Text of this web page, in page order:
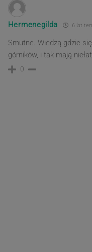
Hermenegilda 6 lat
Smutne. Wiedzą gdzie
górników, i tak mają
0